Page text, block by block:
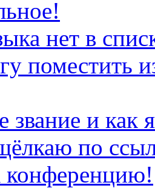
нет в
поместить
звание и как
по
конференцию!